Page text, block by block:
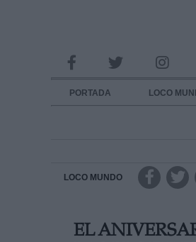
PORTADA LOCO
LOCO MUNDO
EL
INFORMACION SOBRE LA
Responsable:
Destinatarios:
link